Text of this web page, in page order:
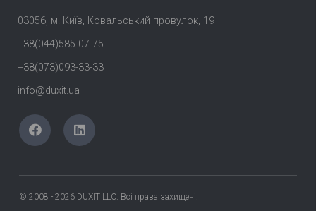
03056, м. Київ, Ковальський провулок, 19
+38(044)585-07-75
+38(073)093-33-33
info@duxit.ua
© 2008 - 2026 DUXIT LLC. Всі права захищені.